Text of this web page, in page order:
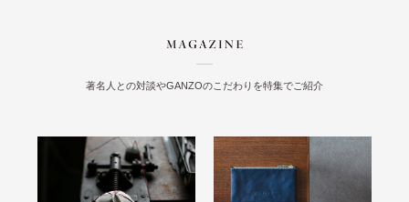
著名人との対談やGANZOのこだわりを特集でご紹介